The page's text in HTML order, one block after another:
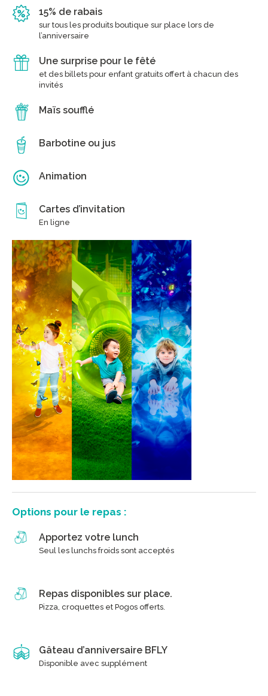
15% de rabais
sur tous les produits boutique sur place lors de
l’anniversaire
Une surprise pour le fêté
et des billets pour enfant gratuits offert à chacun des
invités
Maïs soufflé
Barbotine ou jus
Animation
Cartes d’invitation
En ligne
Options pour le repas :
Apportez votre lunch
Seul les lunchs froids sont acceptés
Repas disponibles sur place.
Pizza, croquettes et Pogos offerts.
Gâteau d’anniversaire BFLY
Disponible avec supplément